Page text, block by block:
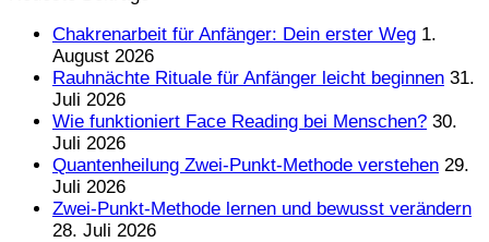
Chakrenarbeit für Anfänger: Dein erster Weg 1.
August 2026
Rauhnächte Rituale für Anfänger leicht beginnen 31.
Juli 2026
Wie funktioniert Face Reading bei Menschen? 30.
Juli 2026
Quantenheilung Zwei-Punkt-Methode verstehen 29.
Juli 2026
Zwei-Punkt-Methode lernen und bewusst verändern
28. Juli 2026